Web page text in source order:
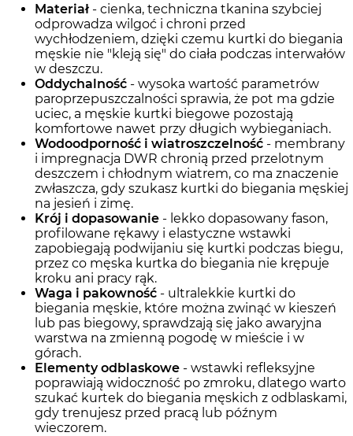
Materiał - cienka, techniczna tkanina szybciej
odprowadza wilgoć i chroni przed
wychłodzeniem, dzięki czemu kurtki do biegania
męskie nie "kleją się" do ciała podczas interwałów
w deszczu.
Oddychalność - wysoka wartość parametrów
paroprzepuszczalności sprawia, że pot ma gdzie
uciec, a męskie kurtki biegowe pozostają
komfortowe nawet przy długich wybieganiach.
Wodoodporność i wiatroszczelność - membrany
i impregnacja DWR chronią przed przelotnym
deszczem i chłodnym wiatrem, co ma znaczenie
zwłaszcza, gdy szukasz kurtki do biegania męskiej
na jesień i zimę.
Krój i dopasowanie - lekko dopasowany fason,
profilowane rękawy i elastyczne wstawki
zapobiegają podwijaniu się kurtki podczas biegu,
przez co męska kurtka do biegania nie krępuje
kroku ani pracy rąk.
Waga i pakowność - ultralekkie kurtki do
biegania męskie, które można zwinąć w kieszeń
lub pas biegowy, sprawdzają się jako awaryjna
warstwa na zmienną pogodę w mieście i w
górach.
Elementy odblaskowe - wstawki refleksyjne
poprawiają widoczność po zmroku, dlatego warto
szukać kurtek do biegania męskich z odblaskami,
gdy trenujesz przed pracą lub późnym
wieczorem.